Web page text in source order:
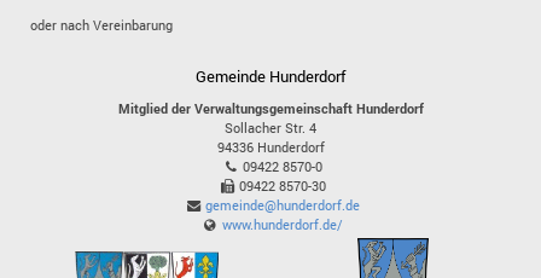
oder nach Vereinbarung
Gemeinde Hunderdorf
Mitglied der Verwaltungsgemeinschaft Hunderdorf
Sollacher Str. 4
94336 Hunderdorf
09422 8570-0
09422 8570-30
gemeinde@hunderdorf.de
www.hunderdorf.de/